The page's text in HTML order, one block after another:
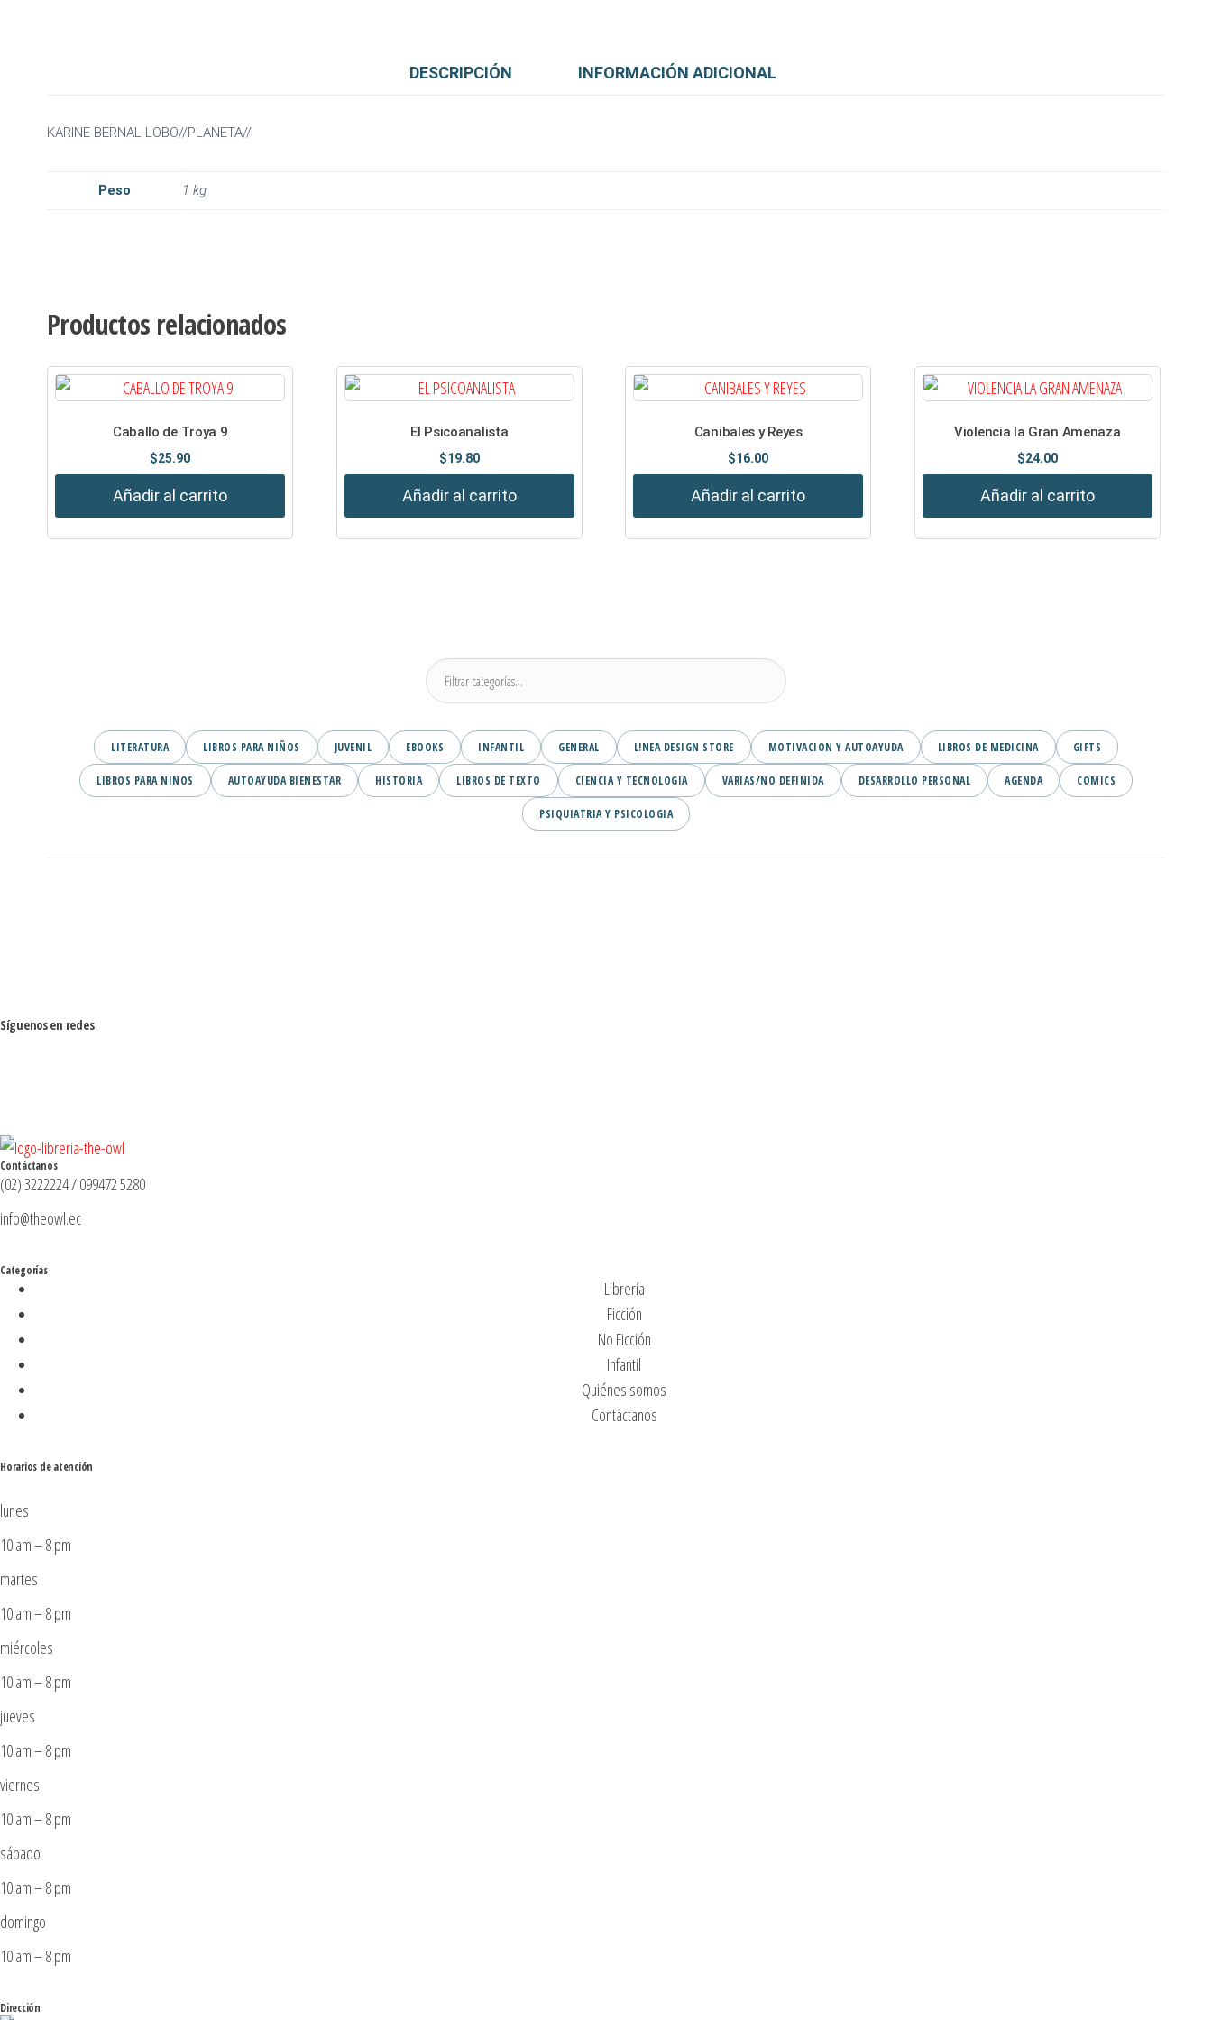
DESCRIPCIÓN INFORMACIÓN ADICIONAL
KARINE BERNAL LOBO//PLANETA//
Peso 1 kg
Productos relacionados
Caballo de Troya 9
$25.90
Añadir al carrito
El Psicoanalista
$19.80
Añadir al carrito
Canibales y Reyes
$16.00
Añadir al carrito
Violencia la Gran Amenaza
$24.00
Añadir al carrito
LITERATURA LIBROS PARA NIÑOS JUVENIL EBOOKS INFANTIL GENERAL L!NEA DESIGN STORE MOTIVACION Y AUTOAYUDA LIBROS DE MEDICINA GIFTS
LIBROS PARA NINOS AUTOAYUDA BIENESTAR HISTORIA LIBROS DE TEXTO CIENCIA Y TECNOLOGIA VARIAS/NO DEFINIDA DESARROLLO PERSONAL AGENDA COMICS
PSIQUIATRIA Y PSICOLOGIA
Síguenos en redes
Contáctanos
(02) 3222224 / 099472 5280
info@theowl.ec
Categorías
Librería
Ficción
No Ficción
Infantil
Quiénes somos
Contáctanos
Horarios de atención
lunes
10 am – 8 pm
martes
10 am – 8 pm
miércoles
10 am – 8 pm
jueves
10 am – 8 pm
viernes
10 am – 8 pm
sábado
10 am – 8 pm
domingo
10 am – 8 pm
Dirección